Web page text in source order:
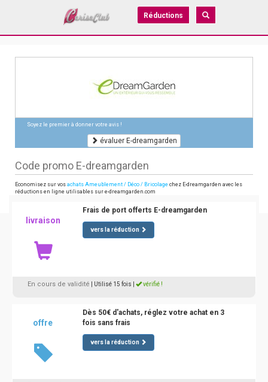
Réductions
Soyez le premier à donner votre avis !
évaluer E-dreamgarden
Code promo E-dreamgarden
Economisez sur vos achats Ameublement / Déco / Bricolage chez E-dreamgarden avec les
réductions en ligne utilisables sur e-dreamgarden.com
livraison
Frais de port offerts E-dreamgarden
vers la réduction
En cours de validité | Utilisé 15 fois vérifié !
offre
Dès 50€ d'achats, réglez votre achat en 3
fois sans frais
vers la réduction